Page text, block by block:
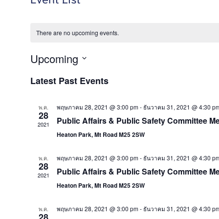
There are no upcoming events.
Upcoming
date.
Latest Past Events
พ.ค.
28
2021
พฤษภาคม 28, 2021 @ 3:00 pm- ธันวาคม 31, 2021 @ 4:30
Public Affairs & Public Safety Committee
Heaton Park, Mt Road M25 2SW
พ.ค.
28
2021
พฤษภาคม 28, 2021 @ 3:00 pm- ธันวาคม 31, 2021 @ 4:30
Public Affairs & Public Safety Committee
Heaton Park, Mt Road M25 2SW
พ.ค. พฤษภาคม 28, 2021 @ 3:00 pm- ธันวาคม 31, 2021 @ 4:30